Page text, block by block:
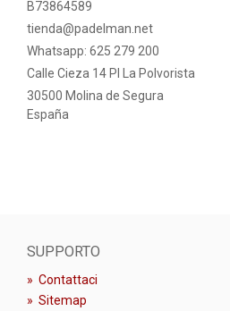
B73864589
tienda@padelman.net
Whatsapp: 625 279 200
Calle Cieza 14 PI La Polvorista
30500 Molina de Segura
España
SUPPORTO
» Contattaci
» Sitemap